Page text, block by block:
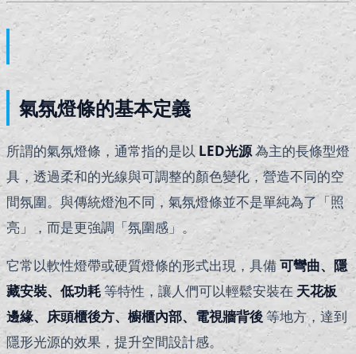
氣氛燈條的基本定義
所謂的氣氛燈條，通常指的是以 LED光源為主的長條型燈
具，透過柔和的光線與可調整的顏色變化，營造不同的空
間氛圍。與傳統燈泡不同，氣氛燈條並不是單純為了「照
亮」，而是更強調「氛圍感」。
它常以軟性燈帶或硬質燈條的形式出現，具備可彎曲、隱
藏安裝、低功耗等特性，讓人們可以輕鬆安裝在 天花板
邊緣、床頭櫃後方、櫥櫃內部、電視牆背後等地方，達到
隱形光源的效果，提升空間設計感。